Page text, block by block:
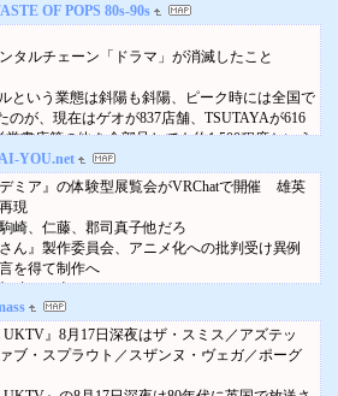
メンバー：Maynard & TAX)
「Frequency」サイン会
店】イベント情報は タワーレコード渋谷店HP
好きish』発売記念「グループ握手会」
戻る
ばさ
トメモ
playlist?list=PLTwqd-tWlOTyC75nLQZ0eS3VX
(Official...
メモ
OF POPS 80s-90s
タルチェーン「ドラマ」が消滅したこと
という業態は斜陽も斜陽、ピーク時には全国で
のが、現在はゲオが837店舗、TSUTAYAが616
堂書店等の他を全部足しても約1,500程度という
くつものチェーンがありました。
た組としては、全国チェーンのサンホームビデ
アーク、オルモ等。
しては、関東等広域チェーンのファミリーブ
ウス、アール、ムービーズ等。
収されないまま頑張って力尽きたのが、ピー
まで独立した形で踏ん張っていた首都圏ロー
ン「ドラマ」が、8月2日、相模原市の淵野辺
しました。
とゲオ以外のレンタルDVD店はなくな
YOU.net
デミア』の体験型展覧会がVRChatで開催 雄英
現
崎、仁藤、郡司真子他だろ
ん』製作委員会、アニメ化への批判受け異例
を得て制作へ
味した上でモモンガはクソ
モンガを嫌いになった人へ──それでも愛され
』8月17日深夜はザ・スミス／アズテッ
ブ・スプラウト／スザンヌ・ヴェガ／ポーグ